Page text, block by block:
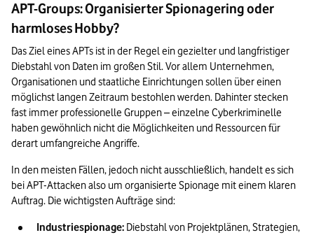
APT-Groups: Organisierter Spionagering oder
harmloses Hobby?
Das Ziel eines APTs ist in der Regel ein gezielter und langfristiger
Diebstahl von Daten im großen Stil. Vor allem Unternehmen,
Organisationen und staatliche Einrichtungen sollen über einen
möglichst langen Zeitraum bestohlen werden. Dahinter stecken
fast immer professionelle Gruppen – einzelne Cyberkriminelle
haben gewöhnlich nicht die Möglichkeiten und Ressourcen für
derart umfangreiche Angriffe.
In den meisten Fällen, jedoch nicht ausschließlich, handelt es sich
bei APT-Attacken also um organisierte Spionage mit einem klaren
Auftrag. Die wichtigsten Aufträge sind:
Industriespionage: Diebstahl von Projektplänen, Strategien,